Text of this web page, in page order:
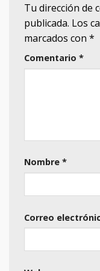
Tu dirección de
publicada. Los
marcados con *
Comentario *
Nombre *
Correo